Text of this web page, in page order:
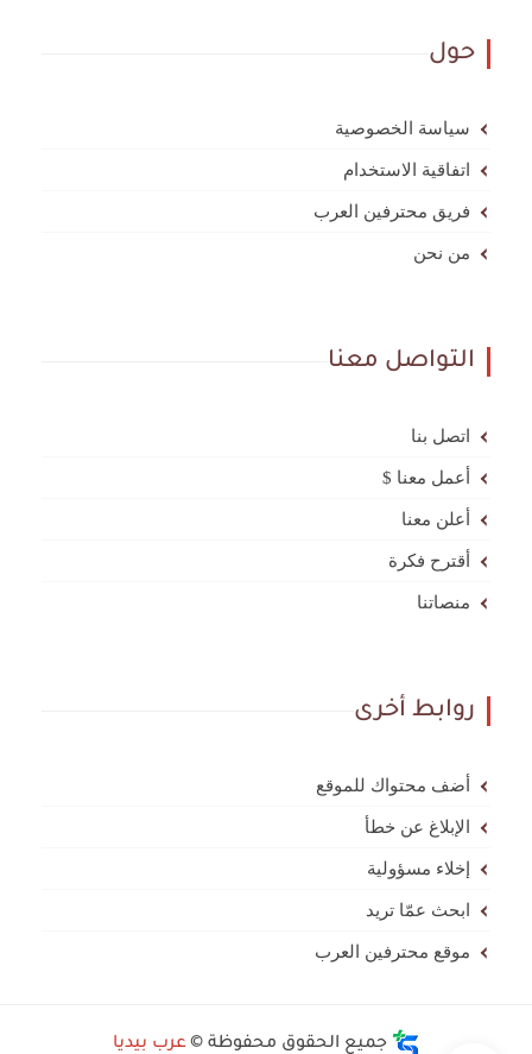
حول
سياسة الخصوصية
اتفاقية الاستخدام
فريق محترفين العرب
من نحن
التواصل معنا
اتصل بنا
أعمل معنا $
أعلن معنا
أقترح فكرة
منصاتنا
روابط أخرى
أضف محتواك للموقع
الإبلاغ عن خطأ
إخلاء مسؤولية
ابحث عمّا تريد
موقع محترفين العرب
جميع الحقوق محفوظة © عرب بيديا